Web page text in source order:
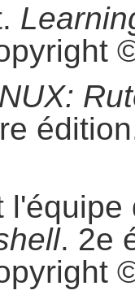
.
l'équipe
. 2e